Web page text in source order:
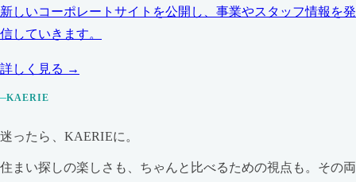
新しいコーポレートサイトを公開し、事業やスタッフ情報を発
信していきます。
詳しく見る →
KAERIE
迷ったら、KAERIEに。
住まい探しの楽しさも、ちゃんと比べるための視点も。その両